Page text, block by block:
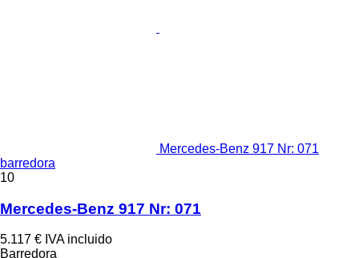
Mercedes-Benz 917 Nr: 071
barredora
10
Mercedes-Benz 917 Nr: 071
5.117 € IVA incluido
Barredora